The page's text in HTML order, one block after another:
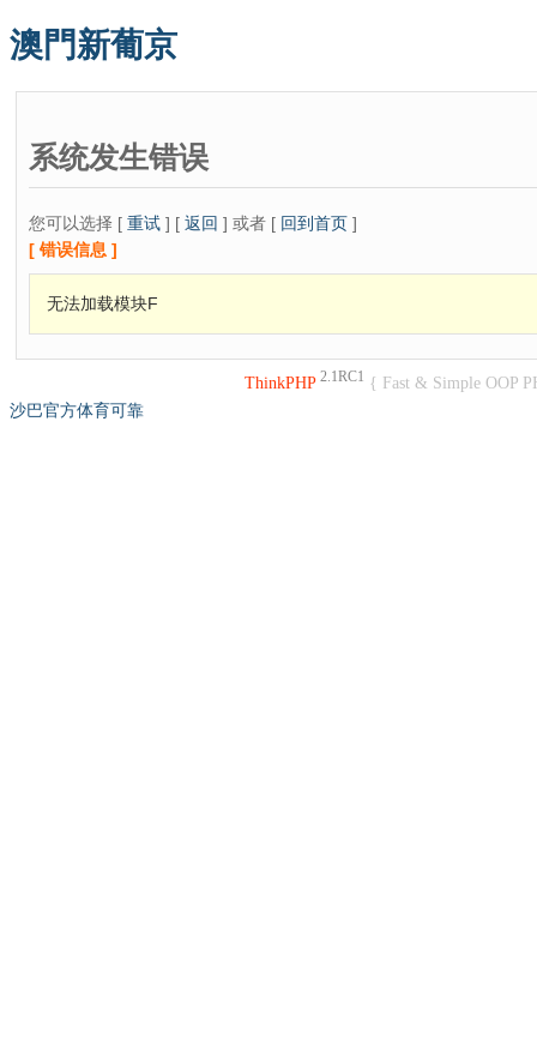
澳門新葡京
系统发生错误
您可以选择 [ 重试 ] [ 返回 ] 或者 [ 回到首页 ]
[ 错误信息 ]
无法加载模块F
ThinkPHP 2.1RC1 { Fast & Simple OOP
沙巴官方体育可靠